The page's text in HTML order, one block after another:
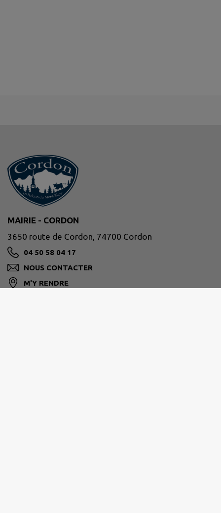
MAIRIE - CORDON
3650 route de Cordon, 74700 Cordon
04 50 58 04 17
NOUS CONTACTER
M'Y RENDRE